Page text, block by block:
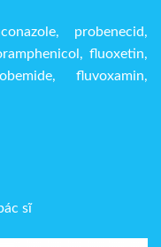
probenecid,
fluoxetin,
fluvoxamin,
sĩ